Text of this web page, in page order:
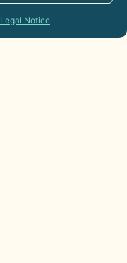
Legal Notice